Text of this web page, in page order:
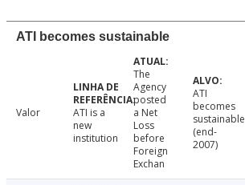
ATI becomes sustainable
Valor
ATI is a
new
institution
The
Agency
posted
a Net
Loss
before
Foreign
Exchan
ATI
becomes
sustainable
(end-
2007)